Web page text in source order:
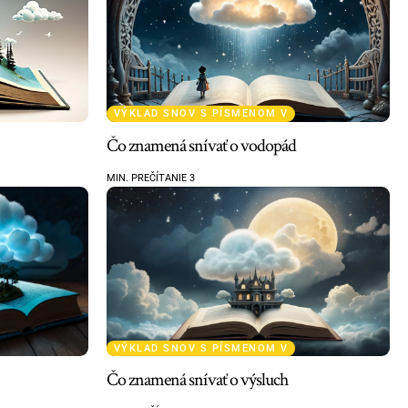
VÝKLAD SNOV S PÍSMENOM V
Čo znamená snívať o vodopád
MIN. PREČÍTANIE 3
VÝKLAD SNOV S PÍSMENOM V
Čo znamená snívať o výsluch